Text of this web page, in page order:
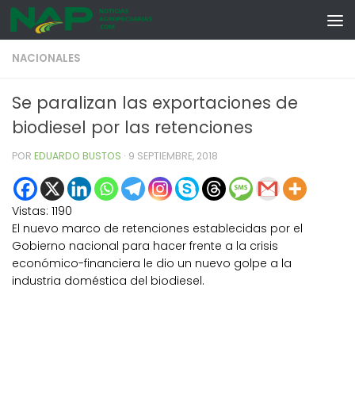
Skip to content
NACIONALES
Se paralizan las exportaciones de
biodiesel por las retenciones
POR EDUARDO BUSTOS · 9 SEPTIEMBRE, 2018
Vistas: 1190
El nuevo marco de retenciones establecidas por el
Gobierno nacional para hacer frente a la crisis
económico-financiera le dio un nuevo golpe a la
industria doméstica del biodiesel.